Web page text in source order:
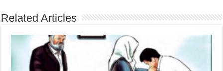
Related Articles